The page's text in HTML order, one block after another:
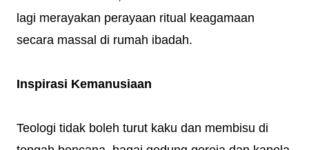
lagi merayakan perayaan ritual keagamaan
secara massal di rumah ibadah.
Inspirasi Kemanusiaan
Teologi tidak boleh turut kaku dan membisu di